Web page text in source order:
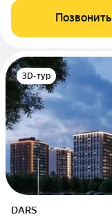
Позвонить
3D-тур
DARS